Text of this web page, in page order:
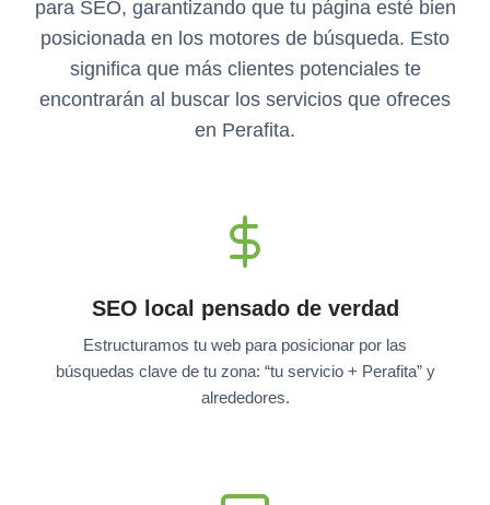
para SEO, garantizando que tu página esté bien
posicionada en los motores de búsqueda. Esto
significa que más clientes potenciales te
encontrarán al buscar los servicios que ofreces
en Perafita.
SEO local pensado de verdad
Estructuramos tu web para posicionar por las
búsquedas clave de tu zona: “tu servicio + Perafita” y
alrededores.